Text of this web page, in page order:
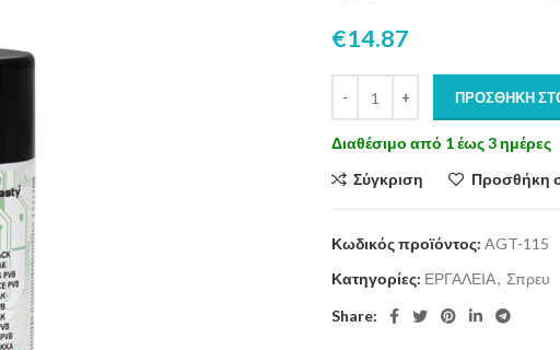
€14.87
ΠΡΟΣΘΉΚΗ
Διαθέσιμο από 1 έως 3 ημέρες
Σύγκριση
Προσθήκη
Κωδικός προϊόντος: AGT-115
Κατηγορίες: ΕΡΓΑΛΕΙΑ, Σπρευ
Share: